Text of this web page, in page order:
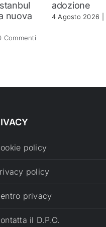
nuova
Commenti
adozione
4 Agosto 2026
policy
policy
privacy
il D.P.O.